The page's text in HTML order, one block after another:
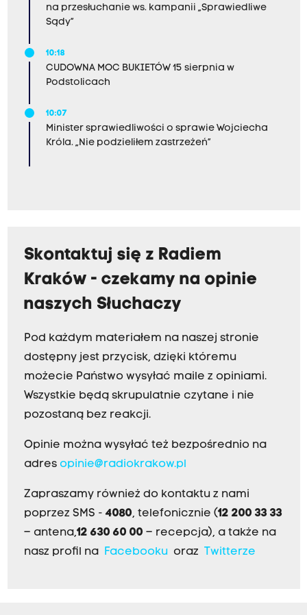
na przesłuchanie ws. kampanii „Sprawiedliwe
Sądy”
10:18
CUDOWNA MOC BUKIETÓW 15 sierpnia w
Podstolicach
10:07
Minister sprawiedliwości o sprawie Wojciecha
Króla. „Nie podzieliłem zastrzeżeń”
Skontaktuj się z Radiem
Kraków - czekamy na opinie
naszych Słuchaczy
Pod każdym materiałem na naszej stronie
dostępny jest przycisk, dzięki któremu
możecie Państwo wysyłać maile z opiniami.
Wszystkie będą skrupulatnie czytane i nie
pozostaną bez reakcji.
Opinie można wysyłać też bezpośrednio na
adres opinie@radiokrakow.pl
Zapraszamy również do kontaktu z nami
poprzez SMS - 4080, telefonicznie (12 200 33 33
– antena,12 630 60 00 – recepcja), a także na
nasz profil na
Facebookuoraz Twitterze